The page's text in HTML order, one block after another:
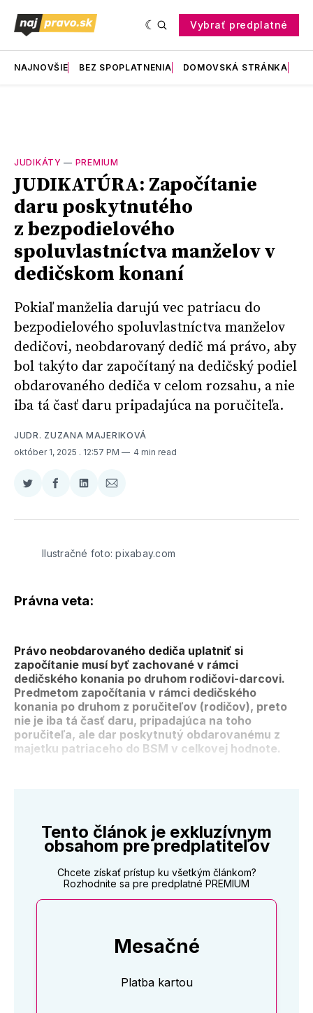
Vybrať predplatné
NAJNOVŠIE BEZ SPOPLATNENIA DOMOVSKÁ STRÁNKA
JUDIKÁTY — PREMIUM
JUDIKATÚRA: Započítanie
daru poskytnutého
z bezpodielového
spoluvlastníctva manželov v
dedičskom konaní
Pokiaľ manželia darujú vec patriacu do
bezpodielového spoluvlastníctva manželov
dedičovi, neobdarovaný dedič má právo, aby
bol takýto dar započítaný na dedičský podiel
obdarovaného dediča v celom rozsahu, a nie
iba tá časť daru pripadajúca na poručiteľa.
JUDR. ZUZANA MAJERIKOVÁ
október 1, 2025 . 12:57 PM 4 min read
Zdieľať
Twitter
Zdieľať
Facebooku
Zdieľať
LinkedIne
Zdieľať
E-
Ilustračné foto: pixabay.com
Právna veta:
Právo neobdarovaného dediča uplatniť si
započítanie musí byť zachované v rámci
dedičského konania po druhom rodičovi-darcovi.
Predmetom započítania v rámci dedičského
konania po druhom z poručiteľov (rodičov), preto
nie je iba tá časť daru, pripadajúca na toho
poručiteľa, ale dar poskytnutý obdarovanému z
majetku patriaceho do BSM v celkovej hodnote.
Tento článok je exkluzívnym
obsahom pre predplatiteľov
Chcete získať prístup ku všetkým článkom?
Rozhodnite sa pre predplatné PREMIUM
Mesačné
Platba kartou